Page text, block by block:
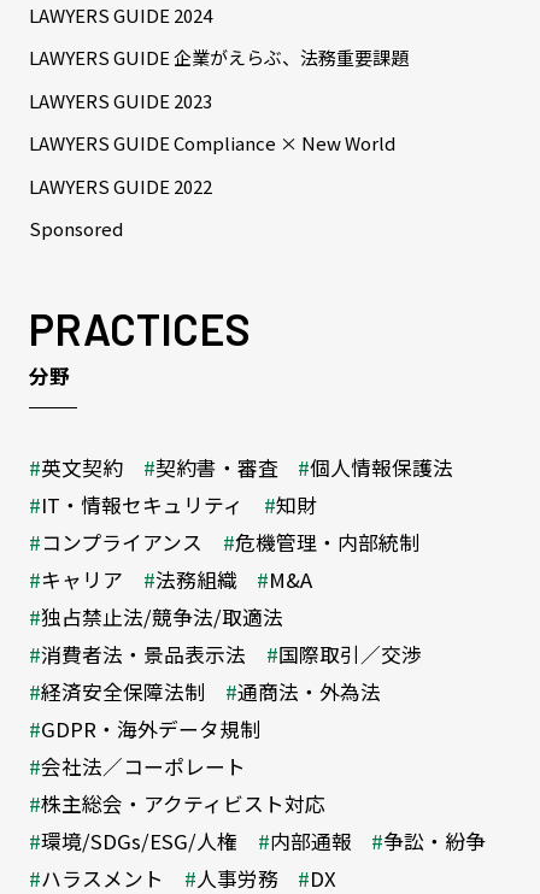
LAWYERS GUIDE 2024
LAWYERS GUIDE 企業がえらぶ、法務重要課題
LAWYERS GUIDE 2023
LAWYERS GUIDE Compliance × New World
LAWYERS GUIDE 2022
Sponsored
PRACTICES
分野
英文契約 契約書・審査
個人情報保護法
IT・情報セキュリティ
知財
コンプライアンス
危機管理・内部統制
キャリア
法務組織
M&A
独占禁止法/競争法/取適法
消費者法・景品表示法
国際取引／交渉
経済安全保障法制
通商法・外為法
GDPR・海外データ規制
会社法／コーポレート
株主総会・アクティビスト対応
環境/SDGs/ESG/人権
内部通報
争訟・紛争
ハラスメント
人事労務
DX